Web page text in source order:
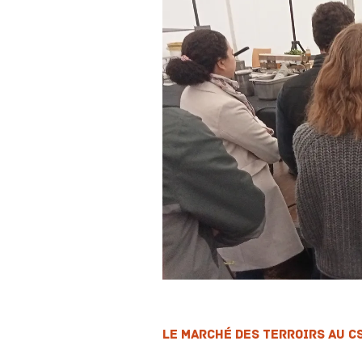
Le marché des Terroirs au